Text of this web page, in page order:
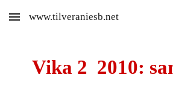
Skip to main content
www.tilveraniesb.net
Vika 2  2010: